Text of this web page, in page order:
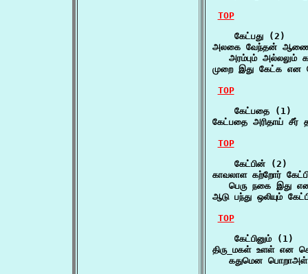
TOP
    கேட்பது (2)
அலகை வேந்தன் ஆணை
அரம்பும் அல்லலும்
முறை இது கேட்க என
TOP
    கேட்பதை (1)
கேட்பதை அரிதாய் சீர்
TOP
    கேட்பின் (2)
காவலாள கற்றோர்
பெரு நகை இது
ஆடு பந்து ஒலியும்
TOP
    கேட்பினும் (1)
திரு_மகள் உளள் என
கதுமென